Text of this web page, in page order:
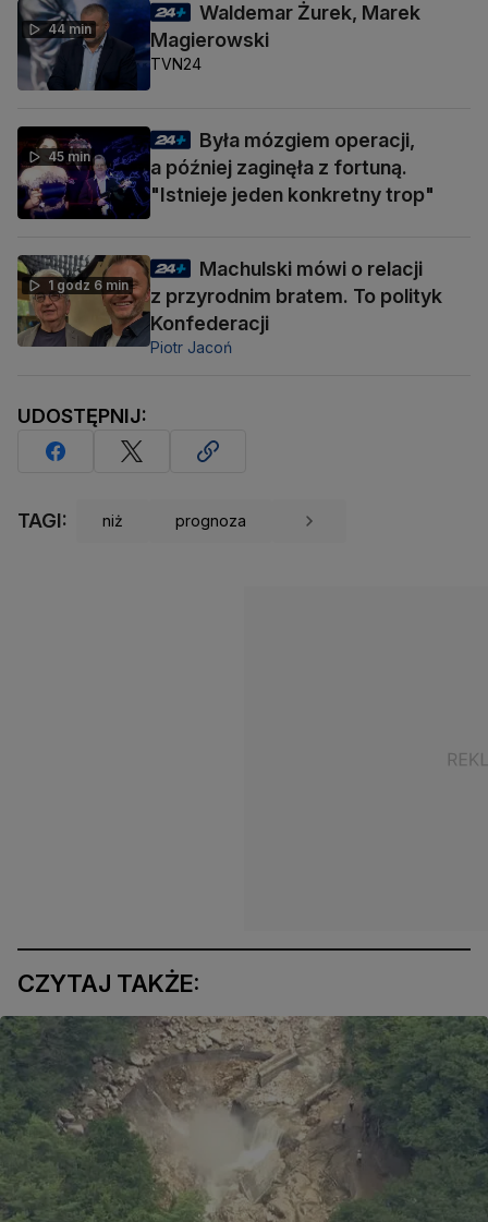
44 min
Waldemar Żurek, Marek
Magierowski
TVN24
45 min
Była mózgiem operacji,
a później zaginęła z fortuną.
"Istnieje jeden konkretny trop"
1 godz 6 min
Machulski mówi o relacji
z przyrodnim bratem. To polityk
Konfederacji
Piotr Jacoń
UDOSTĘPNIJ:
TAGI: niż prognoza
CZYTAJ TAKŻE: